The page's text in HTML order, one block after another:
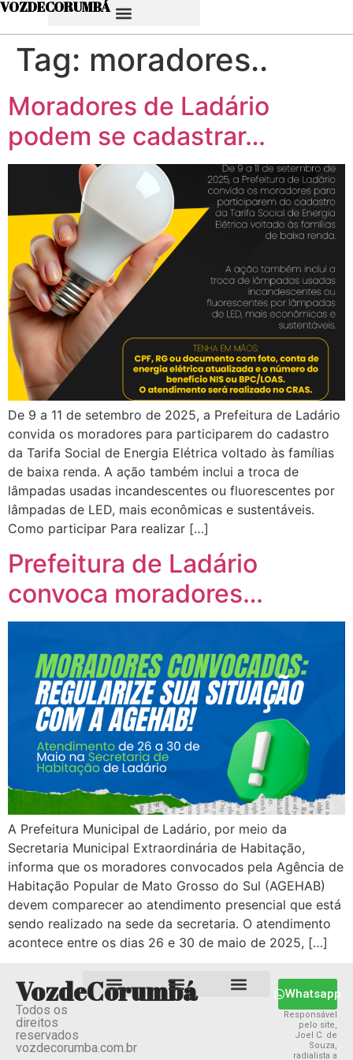
VOZDECORUMBÁ
Tag: moradores..
Moradores de Ladário
podem se cadastrar…
De 9 a 11 de setembro de 2025, a Prefeitura de Ladário
convida os moradores para participarem do cadastro
da Tarifa Social de Energia Elétrica voltado às famílias
de baixa renda. A ação também inclui a troca de
lâmpadas usadas incandescentes ou fluorescentes por
lâmpadas de LED, mais econômicas e sustentáveis.
Como participar Para realizar […]
Prefeitura de Ladário
convoca moradores…
A Prefeitura Municipal de Ladário, por meio da
Secretaria Municipal Extraordinária de Habitação,
informa que os moradores convocados pela Agência de
Habitação Popular de Mato Grosso do Sul (AGEHAB)
devem comparecer ao atendimento presencial que está
sendo realizado na sede da secretaria. O atendimento
acontece entre os dias 26 e 30 de maio de 2025, […]
VozdeCorumbá
Todos os
direitos
reservados
vozdecorumba.com.br
Whatsapp
Responsável
pelo site,
Joel C. de
Souza,
radialista a